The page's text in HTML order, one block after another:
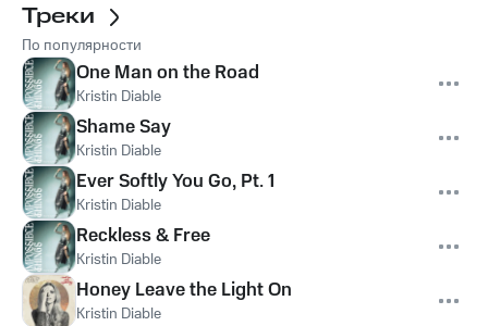
Треки
По популярности
One Man on the Road
Kristin Diable
Shame Say
Kristin Diable
Ever Softly You Go, Pt. 1
Kristin Diable
Reckless & Free
Kristin Diable
Honey Leave the Light On
Kristin Diable